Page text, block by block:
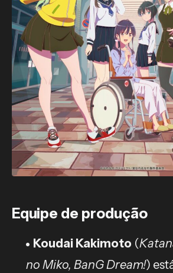
Equipe de produção
Koudai Kakimoto (
no Miko, BanG Dream!)